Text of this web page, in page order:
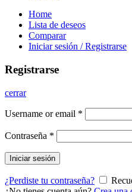
Home
Lista de deseos
Comparar
Iniciar sesión / Registrarse
Registrarse
cerrar
Username or email *
Contraseña *
Iniciar sesión
¿Perdiste tu contraseña?